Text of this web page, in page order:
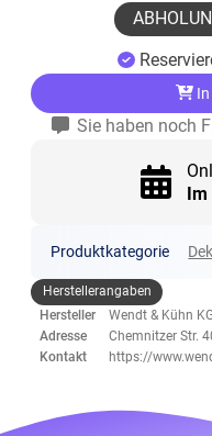
In
Sie haben noch
Im
Produktkategorie
Herstellerangaben
Hersteller
Wendt & Kühn
Adresse
Chemnitzer Str.
Kontakt
https://